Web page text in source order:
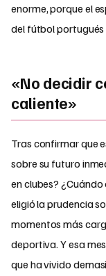
enorme, porque el
del fútbol portugués
«No decidir
caliente»
Tras confirmar que
sobre su futuro
en clubes?
eligió la prudencia
momentos más
deportiva. Y esa
que ha vivido